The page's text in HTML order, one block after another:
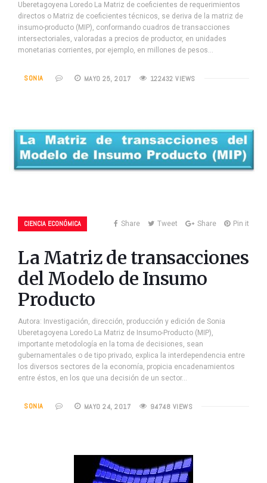
Uberetagoyena Loredo La Matriz de coeficientes de requerimientos
directos o Matriz de coeficientes técnicos, se deriva de la matriz de
insumo-producto (MIP), conformando cuadros de transacciones
intersectoriales, valoradas a precios de productor, en unidades
monetarias corrientes, por ejemplo, en millones de pesos…
SONIA MAYO 25, 2017 122432 VIEWS
CIENCIA ECONÓMICA Share Tweet Share Pin it
La Matriz de transacciones
del Modelo de Insumo
Producto
Autora: Investigación, dirección, producción y edición de Sonia
Uberetagoyena Loredo La Matriz de Insumo-Producto (MIP),
importante metodología en la toma de decisiones, sean
gubernamentales o de tipo privado, explica la interdependencia entre
los diversos sectores de la economía, propicia encadenamientos
entre éstos, en los que una decisión de un sector…
SONIA MAYO 24, 2017 94748 VIEWS